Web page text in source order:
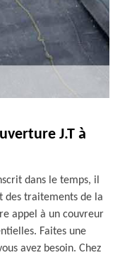
J.T à
dans le temps, il
des traitements de la
appel à un couvreur
Faites une
avez besoin. Chez